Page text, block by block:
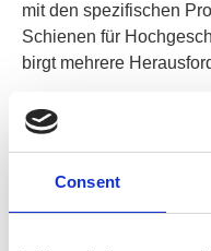
Consent
mit den spezifischen
Schienen für
birgt mehrere
1. Erhitzen und
schwächen
Das Erhitzen und